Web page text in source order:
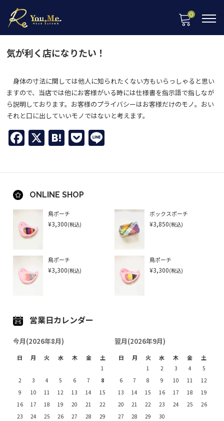
0
気が利く店になりたい！
身体の寸法に関しては他人に知られたくない方もいらっしゃると思い
ますので、当店では他にお客様がいる時には仕様書を指示語で指しなが
ら説明しております。お客様のプライバシーはお客様だけのモノ。おい
それと口に出していいモノではないと考えます。
Facebook
X Hatena
Pocket
ONLINE SHOP
鳥ポーチ
¥3,300(税込)
ボックスポーチ
¥3,850(税込)
鳥ポーチ
¥3,300(税込)
鳥ポーチ
¥3,300(税込)
営業日カレンダー
今月(2026年8月)
日 月 火 水 木 金 土
1
2
3 4 5 6 7
8
9
10 11 12 13 14
15
16
17 18 19 20 21
22
23
24 25 26 27 28
29
翌月(2026年9月)
日 月 火 水 木 金 土
1 2 3 4
5
6
7 8 9 10 11
12
13
14 15 16 17 18
19
20
21 22 23 24 25
26
27
28 29 30